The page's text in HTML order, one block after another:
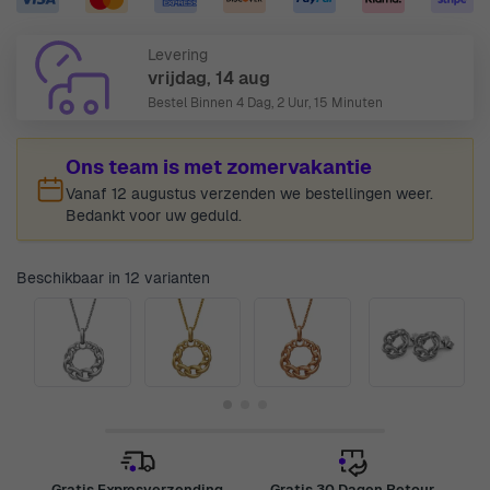
Levering
vrijdag, 14 aug
Bestel Binnen 4 Dag, 2 Uur, 15 Minuten
Ons team is met zomervakantie
Vanaf 12 augustus verzenden we bestellingen weer.
Bedankt voor uw geduld.
Beschikbaar in 12 varianten